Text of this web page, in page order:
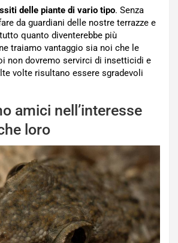
delle piante di vario tipo. Senza
da guardiani delle nostre terrazze e
quanto diventerebbe più
traiamo vantaggio sia noi che le
non dovremo servirci di insetticidi e
volte risultano essere sgradevoli
amici nell’interesse
loro